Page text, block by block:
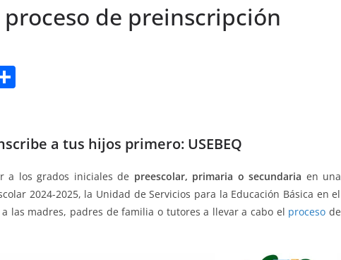
proceso de preinscripción
p
ar
tir
a tus hijos primero: USEBEQ
a los grados iniciales de preescolar, primaria o secundaria en una
2024-2025, la Unidad de Servicios para la Educación Básica en el
a las madres, padres de familia o tutores a llevar a cabo el proceso de